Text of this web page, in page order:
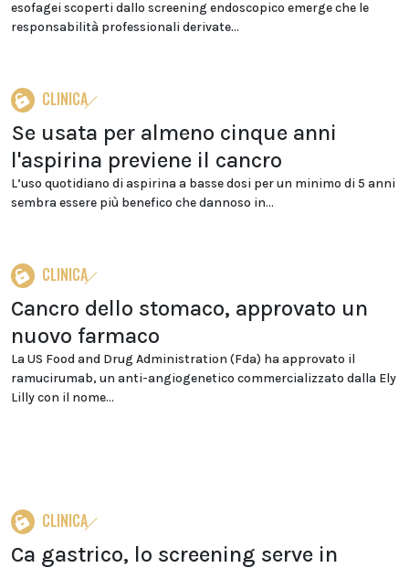
esofagei scoperti dallo screening endoscopico emerge che le
responsabilità professionali derivate...
CLINICA
Se usata per almeno cinque anni
l'aspirina previene il cancro
L’uso quotidiano di aspirina a basse dosi per un minimo di 5 anni
sembra essere più benefico che dannoso in...
CLINICA
Cancro dello stomaco, approvato un
nuovo farmaco
La US Food and Drug Administration (Fda) ha approvato il
ramucirumab, un anti-angiogenetico commercializzato dalla Ely
Lilly con il nome...
CLINICA
Ca gastrico, lo screening serve in